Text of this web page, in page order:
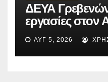
ΔΕΥΑ
εργασίες στον
ύδρευσης –
επηρεάζονται
ΑΥΓ 5, 2026